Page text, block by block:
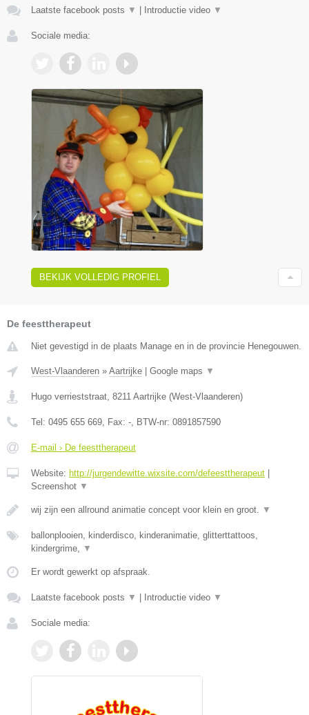
Laatste facebook posts ▼ Introductie video ▼
Sociale media:
BEKIJK VOLLEDIG PROFIEL
De feesttherapeut
Niet gevestigd in de plaats Manage en in de provincie Henegouwen.
West-Vlaanderen » Aartrijke | Google maps ▼
Hugo verrieststraat 8211 Aartrijke (West-Vlaanderen)
Tel: 0495 655 669 , Fax: - , BTW-nr: 0891857590
E-mail › De feesttherapeut
Website: http://jurgendewitte.wixsite.com/defeesttherapeut |
Screenshot ▼
wij zijn een allround animatie concept voor klein en groot. ▼
ballonplooien, kinderdisco, kinderanimatie, glitterttattoos,
kindergrime,
▼
Er wordt gewerkt op afspraak.
Laatste facebook posts ▼ | Introductie video ▼
Sociale media: